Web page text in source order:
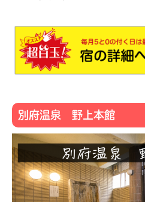
別府温泉 野上本館